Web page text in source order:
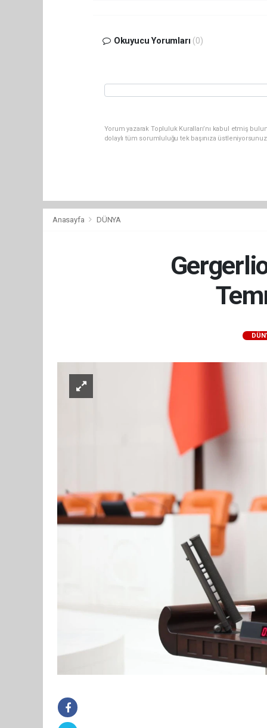
Okuyucu Yorumları (0)
Yorum yazarak Topluluk Kuralları’nı kabul etmiş
dolaylı tüm sorumluluğu tek başınıza
Anasayfa DÜNYA